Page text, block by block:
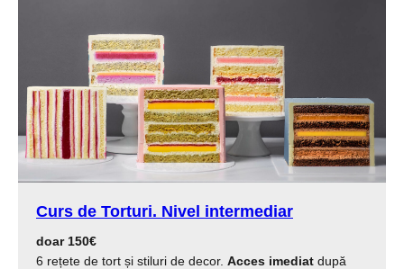
Curs de Torturi. Nivel intermediar
doar 150€
6 rețete de tort și stiluri de decor. Acces imediat după